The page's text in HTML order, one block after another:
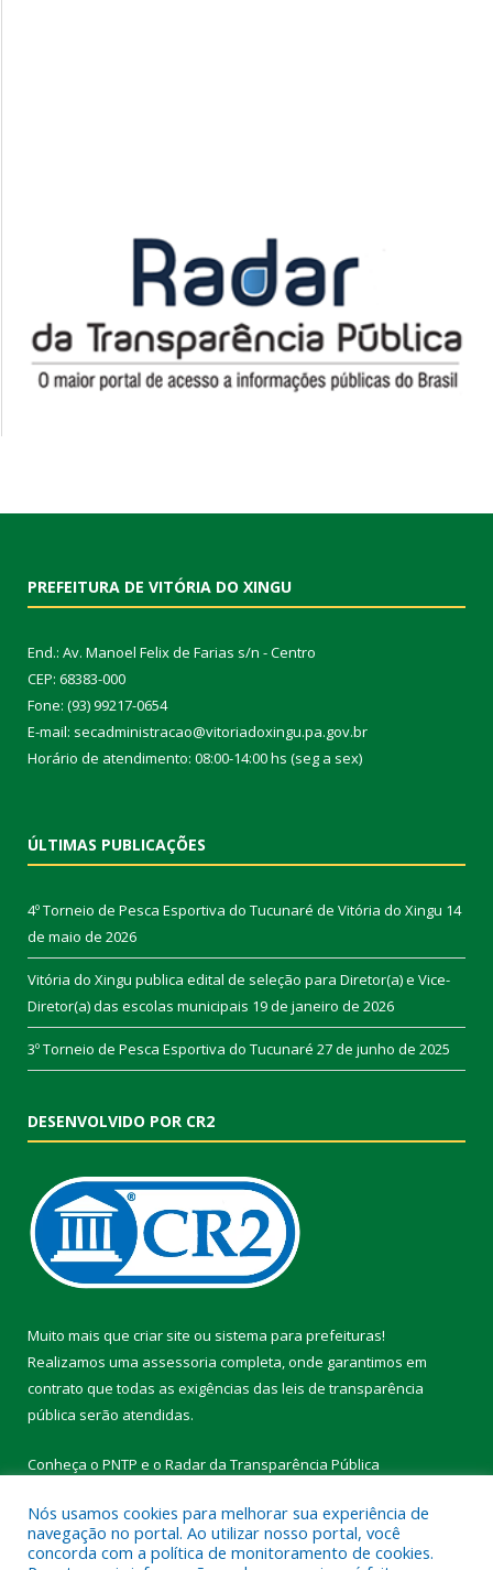
PREFEITURA DE VITÓRIA DO XINGU
End.: Av. Manoel Felix de Farias s/n - Centro
CEP: 68383-000
Fone: (93) 99217-0654
E-mail: secadministracao@vitoriadoxingu.pa.gov.br
Horário de atendimento: 08:00-14:00 hs (seg a sex)
ÚLTIMAS PUBLICAÇÕES
4º Torneio de Pesca Esportiva do Tucunaré de Vitória do Xingu 14
de maio de 2026
Vitória do Xingu publica edital de seleção para Diretor(a) e Vice-
Diretor(a) das escolas municipais 19 de janeiro de 2026
3º Torneio de Pesca Esportiva do Tucunaré 27 de junho de 2025
DESENVOLVIDO POR CR2
Muito mais que criar site ou sistema para prefeituras!
Realizamos uma assessoria completa, onde garantimos em
contrato que todas as exigências das leis de transparência
pública serão atendidas.
Conheça o PNTP e o Radar da Transparência Pública
Nós usamos cookies para melhorar sua experiência de
navegação no portal. Ao utilizar nosso portal, você
concorda com a política de monitoramento de cookies.